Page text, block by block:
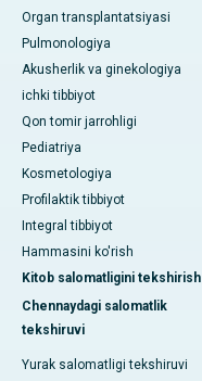
Organ transplantatsiyasi
Pulmonologiya
Akusherlik va ginekologiya
ichki tibbiyot
Qon tomir jarrohligi
Pediatriya
Kosmetologiya
Profilaktik tibbiyot
Integral tibbiyot
Hammasini ko'rish
Kitob salomatligini tekshirish
Chennaydagi salomatlik
tekshiruvi
Yurak salomatligi tekshiruvi